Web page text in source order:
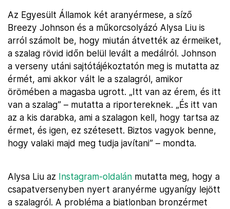
Az Egyesült Államok két aranyérmese, a síző
Breezy Johnson és a műkorcsolyázó Alysa Liu is
arról számolt be, hogy miután átvették az érmeiket,
a szalag rövid időn belül levált a medálról. Johnson
a verseny utáni sajtótájékoztatón meg is mutatta az
érmét, ami akkor vált le a szalagról, amikor
örömében a magasba ugrott. „Itt van az érem, és itt
van a szalag” – mutatta a riportereknek. „És itt van
az a kis darabka, ami a szalagon kell, hogy tartsa az
érmet, és igen, ez szétesett. Biztos vagyok benne,
hogy valaki majd meg tudja javítani” – mondta.
Alysa Liu az Instagram-oldalán mutatta meg, hogy a
csapatversenyben nyert aranyérme ugyanígy lejött
a szalagról. A probléma a biatlonban bronzérmet